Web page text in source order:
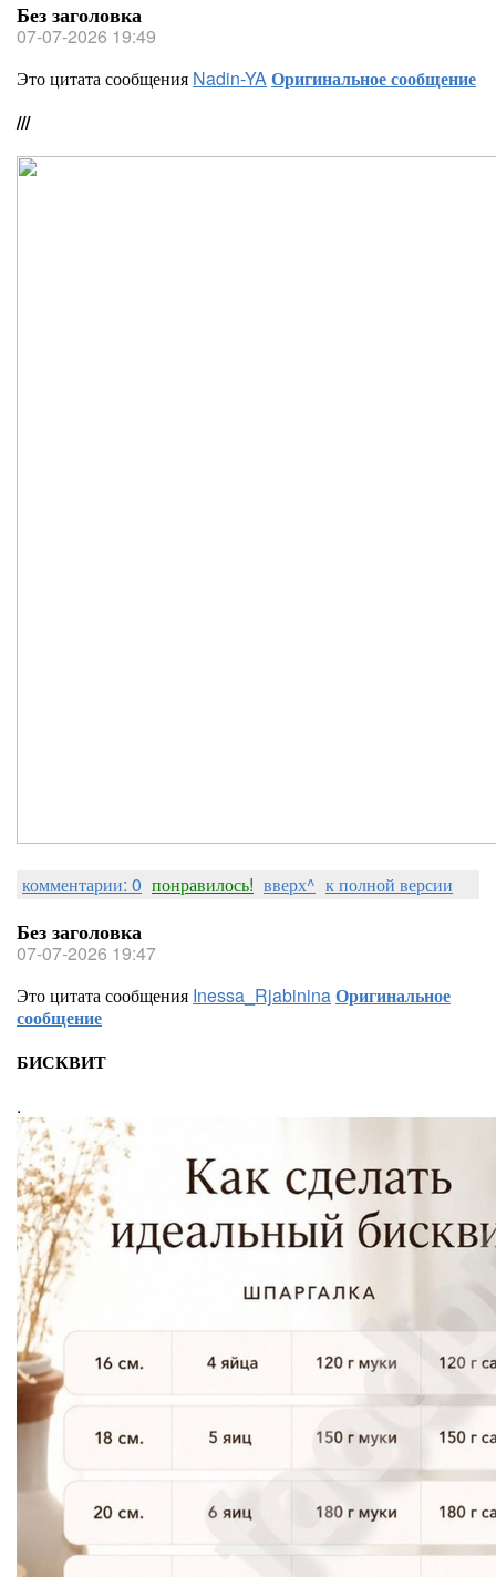
Без заголовка
07-07-2026 19:49
Это цитата сообщения Nadin-YAОригинальное сообщение
///
комментарии: 0 понравилось! вверх^ к полной версии
Без заголовка
07-07-2026 19:47
Это цитата сообщения Inessa_RjabininaОригинальное
сообщение
БИСКВИТ
.